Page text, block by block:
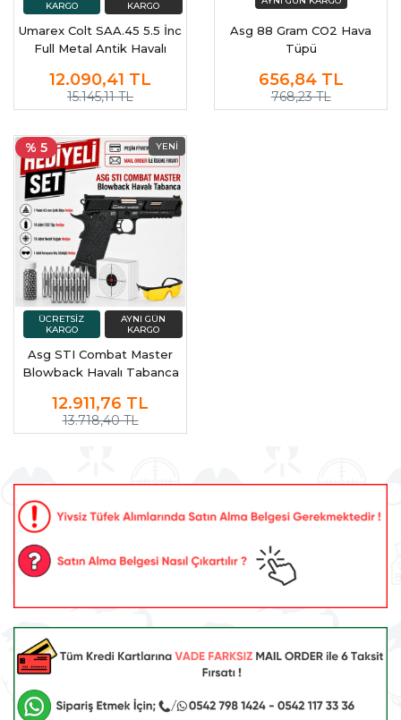
Umarex Colt SAA.45 5.5 İnc
Full Metal Antik Havalı
12.090,41 TL
15.145,11 TL
Asg 88 Gram CO2 Hava
Tüpü
656,84 TL
768,23 TL
% 5
Asg STI Combat Master
Blowback Havalı Tabanca
12.911,76 TL
13.718,40 TL